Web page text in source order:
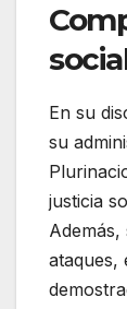
En su
su
justicia
ataques,